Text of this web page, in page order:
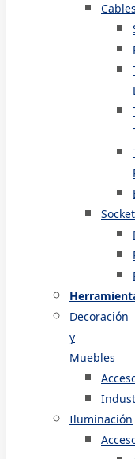
Cables
Decoración
y
Muebles
Iluminación